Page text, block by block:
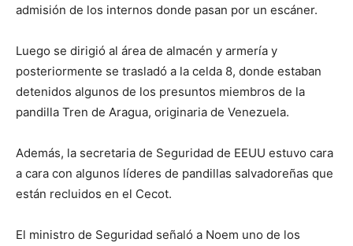
admisión de los internos donde pasan por un escáner.
Luego se dirigió al área de almacén y armería y
posteriormente se trasladó a la celda 8, donde estaban
detenidos algunos de los presuntos miembros de la
pandilla Tren de Aragua, originaria de Venezuela.
Además, la secretaria de Seguridad de EEUU estuvo cara
a cara con algunos líderes de pandillas salvadoreñas que
están recluidos en el Cecot.
El ministro de Seguridad señaló a Noem uno de los